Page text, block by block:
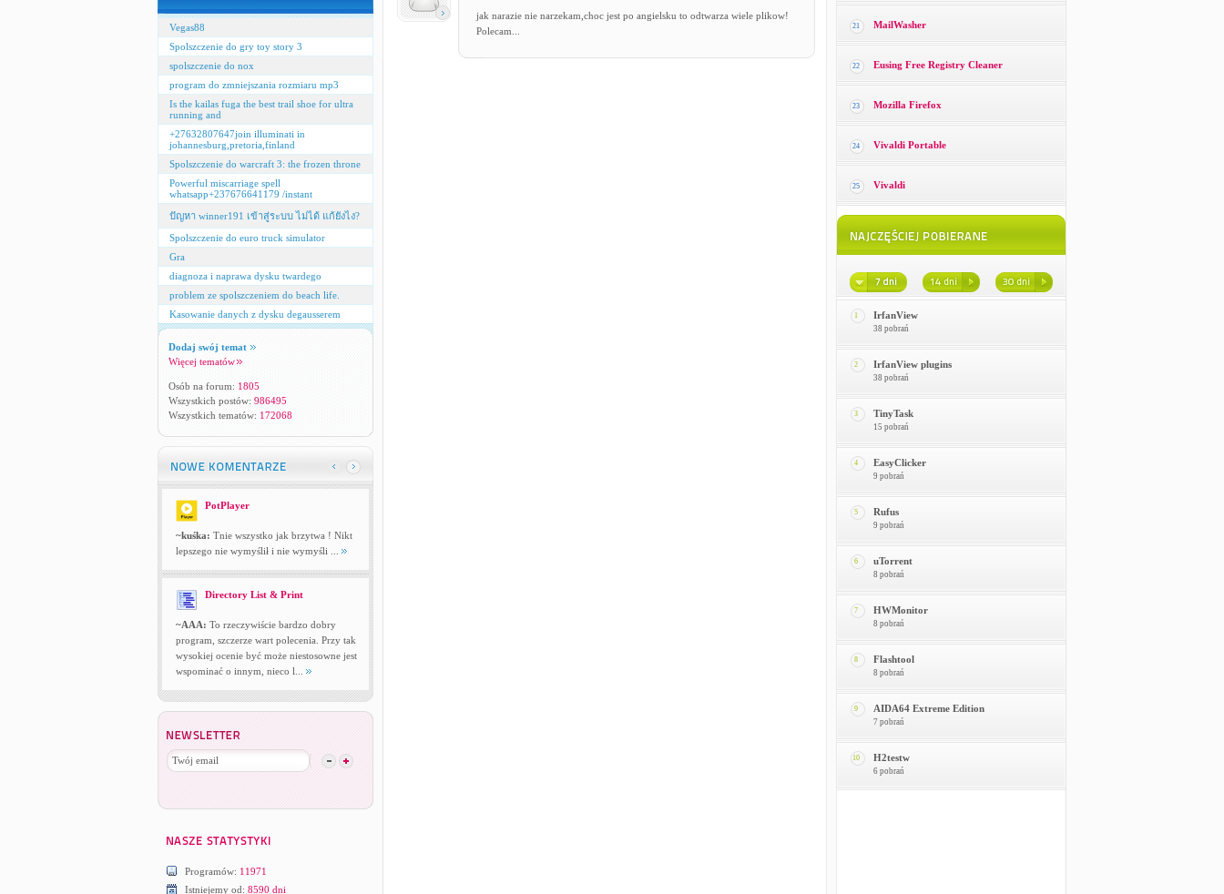
Vegas88
Spolszczenie do gry toy story 3
spolszczenie do nox
program do zmniejszania rozmiaru mp3
Is the kailas fuga the best trail shoe for ultra
running and
+27632807647join illuminati in
johannesburg,pretoria,finland
Spolszczenie do warcraft 3: the frozen throne
Powerful miscarriage spell
whatsapp+237676641179 /instant
ปัญหา winner191 เข้าสู่ระบบ ไม่ได้ แก้ยังไง?
Spolszczenie do euro truck simulator
Gra
diagnoza i naprawa dysku twardego
problem ze spolszczeniem do beach life.
Kasowanie danych z dysku degausserem
Dodaj swój temat
Więcej tematów
Osób na forum: 1805
Wszystkich postów: 986495
Wszystkich tematów: 172068
PotPlayer
~kuśka: Tnie wszystko jak brzytwa ! Nikt
lepszego nie wymyślił i nie wymyśli ...
Directory List & Print
~AAA: To rzeczywiście bardzo dobry
program, szczerze wart polecenia. Przy tak
wysokiej ocenie być może niestosowne jest
wspominać o innym, nieco l...
Programów: 11971
Istniejemy od: 8590 dni
jak narazie nie narzekam,choc jest po angielsku to odtwarza wiele plikow!
Polecam...
21 MailWasher
22 Eusing Free Registry Cleaner
23 Mozilla Firefox
24 Vivaldi Portable
25 Vivaldi
1 IrfanView
38 pobrań
2 IrfanView plugins
38 pobrań
3 TinyTask
15 pobrań
4 EasyClicker
9 pobrań
5 Rufus
9 pobrań
6 uTorrent
8 pobrań
7 HWMonitor
8 pobrań
8 Flashtool
8 pobrań
9 AIDA64 Extreme Edition
7 pobrań
10 H2testw
6 pobrań